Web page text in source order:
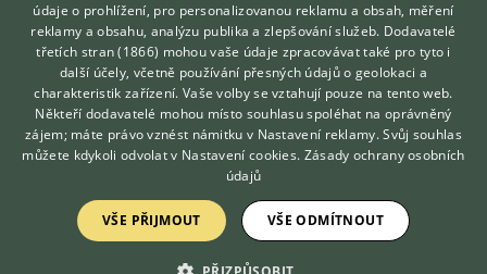
O nás
Kontakt
Možnosti zvýraznění inzerátů
Podmínky užití
Zpracování osobních údajů
Přihlášení
Registrace
Hledáte zvířecího kamaráda?
Zdarma vám poradí
VETERINÁŘ ONLINE
KONZULTOVAT S
VETERINÁŘEM
údaje o prohlížení, pro personalizovanou reklamu a obsah, měření
reklamy a obsahu, analýzu publika a zlepšování služeb. Dodavatelé
třetích stran (1866) mohou vaše údaje zpracovávat také pro tyto i
další účely, včetně používání přesných údajů o geolokaci a
charakteristik zařízení. Vaše volby se vztahují pouze na tento web.
Někteří dodavatelé mohou místo souhlasu spoléhat na oprávněný
zájem; máte právo vznést námitku v Nastavení reklamy. Svůj souhlas
můžete kdykoli odvolat v Nastavení cookies. Zásady ochrany osobních
údajů
VŠE PŘIJMOUT VŠE ODMÍTNOUT